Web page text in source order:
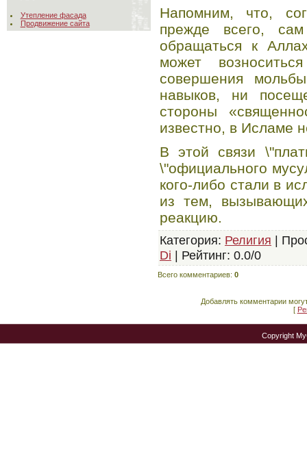
Утепление фасада
Продвижение сайта
Напомним, что,
прежде всего,
обращаться к
может
совершения
навыков, ни
стороны
известно, в Исламе
В этой связи
\"официального
кого-либо стали в
из тем,
реакцию.
Категория: Религия |
Di | Рейтинг: 0.0/0
Всего комментариев: 0
Добавлять комментарии
[
Copyright